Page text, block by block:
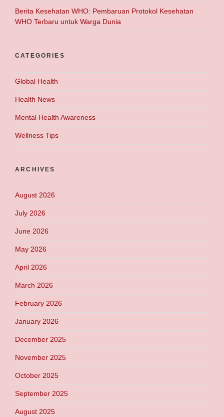
Berita Kesehatan WHO: Pembaruan Protokol Kesehatan
WHO Terbaru untuk Warga Dunia
CATEGORIES
Global Health
Health News
Mental Health Awareness
Wellness Tips
ARCHIVES
August 2026
July 2026
June 2026
May 2026
April 2026
March 2026
February 2026
January 2026
December 2025
November 2025
October 2025
September 2025
August 2025